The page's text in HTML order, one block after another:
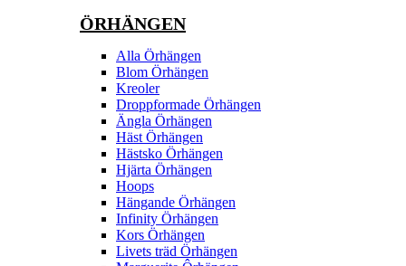
ÖRHÄNGEN
Alla Örhängen
Blom Örhängen
Kreoler
Droppformade Örhängen
Ängla Örhängen
Häst Örhängen
Hästsko Örhängen
Hjärta Örhängen
Hoops
Hängande Örhängen
Infinity Örhängen
Kors Örhängen
Livets träd Örhängen